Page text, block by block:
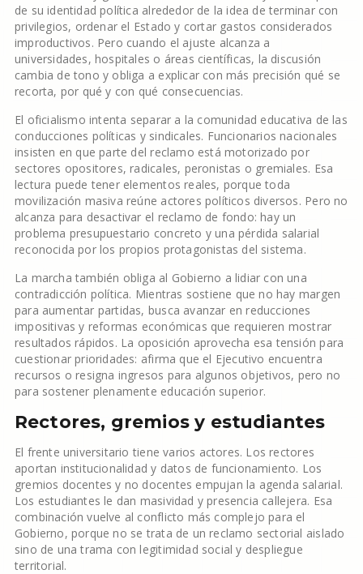
de su identidad política alrededor de la idea de terminar con
privilegios, ordenar el Estado y cortar gastos considerados
improductivos. Pero cuando el ajuste alcanza a
universidades, hospitales o áreas científicas, la discusión
cambia de tono y obliga a explicar con más precisión qué se
recorta, por qué y con qué consecuencias.
El oficialismo intenta separar a la comunidad educativa de las
conducciones políticas y sindicales. Funcionarios nacionales
insisten en que parte del reclamo está motorizado por
sectores opositores, radicales, peronistas o gremiales. Esa
lectura puede tener elementos reales, porque toda
movilización masiva reúne actores políticos diversos. Pero no
alcanza para desactivar el reclamo de fondo: hay un
problema presupuestario concreto y una pérdida salarial
reconocida por los propios protagonistas del sistema.
La marcha también obliga al Gobierno a lidiar con una
contradicción política. Mientras sostiene que no hay margen
para aumentar partidas, busca avanzar en reducciones
impositivas y reformas económicas que requieren mostrar
resultados rápidos. La oposición aprovecha esa tensión para
cuestionar prioridades: afirma que el Ejecutivo encuentra
recursos o resigna ingresos para algunos objetivos, pero no
para sostener plenamente educación superior.
Rectores, gremios y estudiantes
El frente universitario tiene varios actores. Los rectores
aportan institucionalidad y datos de funcionamiento. Los
gremios docentes y no docentes empujan la agenda salarial.
Los estudiantes le dan masividad y presencia callejera. Esa
combinación vuelve al conflicto más complejo para el
Gobierno, porque no se trata de un reclamo sectorial aislado
sino de una trama con legitimidad social y despliegue
territorial.